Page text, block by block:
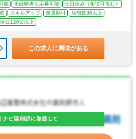
能 未経験者も応募可能
土日休み（相談可含む）
スキルアップ 車通勤可
店舗数30以上
日120日以上
この求人に興味がある